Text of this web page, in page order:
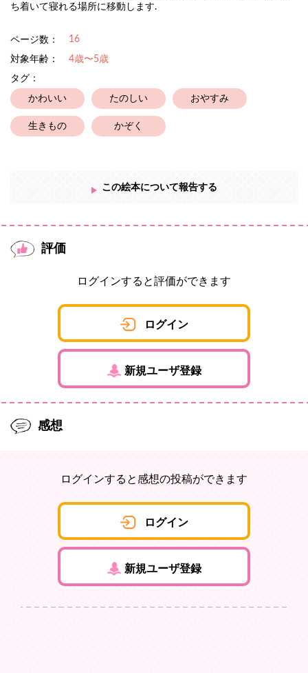
ち着いて寝れる場所に移動します.
ページ数： 16
対象年齢：
4歳〜5歳
タグ：
かわいい たのしい おやすみ
生きもの かぞく
この絵本について報告する
評価
ログインすると評価ができます
ログイン
新規ユーザ登録
感想
ログインすると感想の投稿ができます
ログイン
新規ユーザ登録